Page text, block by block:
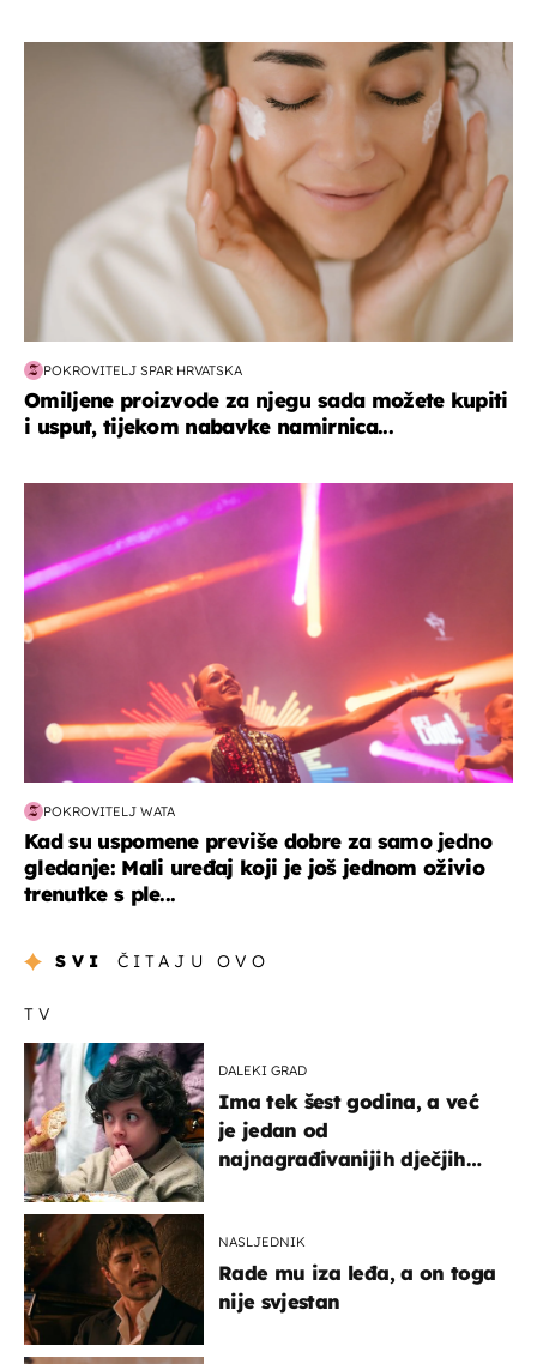
moda & ljepota
POKROVITELJ SPAR HRVATSKA
Omiljene proizvode za njegu sada možete kupiti
i usput, tijekom nabavke namirnica...
POKROVITELJ WATA
Kad su uspomene previše dobre za samo jedno
gledanje: Mali uređaj koji je još jednom oživio
trenutke s ple...
SVI ČITAJU OVO
TV
DALEKI GRAD
Ima tek šest godina, a već
je jedan od
najnagrađivanijih dječjih
NASLJEDNIK
Rade mu iza leđa, a on toga
nije svjestan